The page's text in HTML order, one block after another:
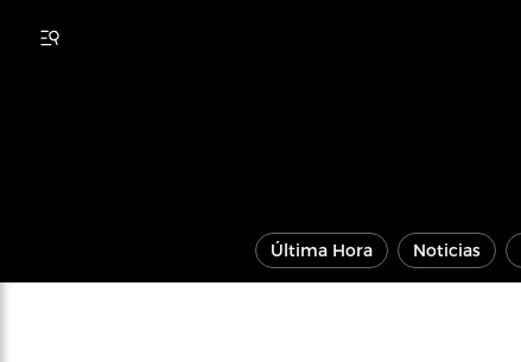
Última Hora Noticias